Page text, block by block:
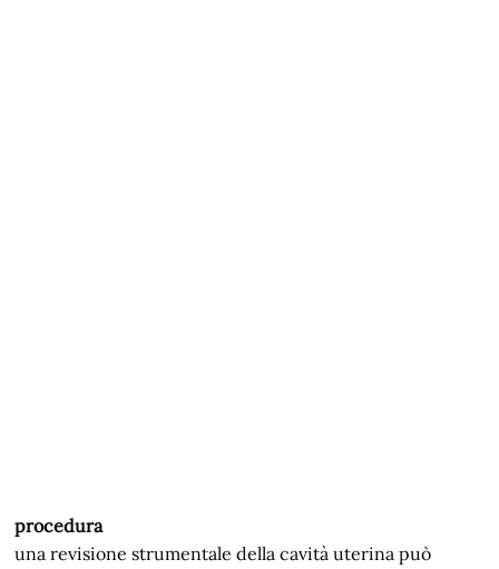
procedura
una revisione strumentale della cavità uterina può